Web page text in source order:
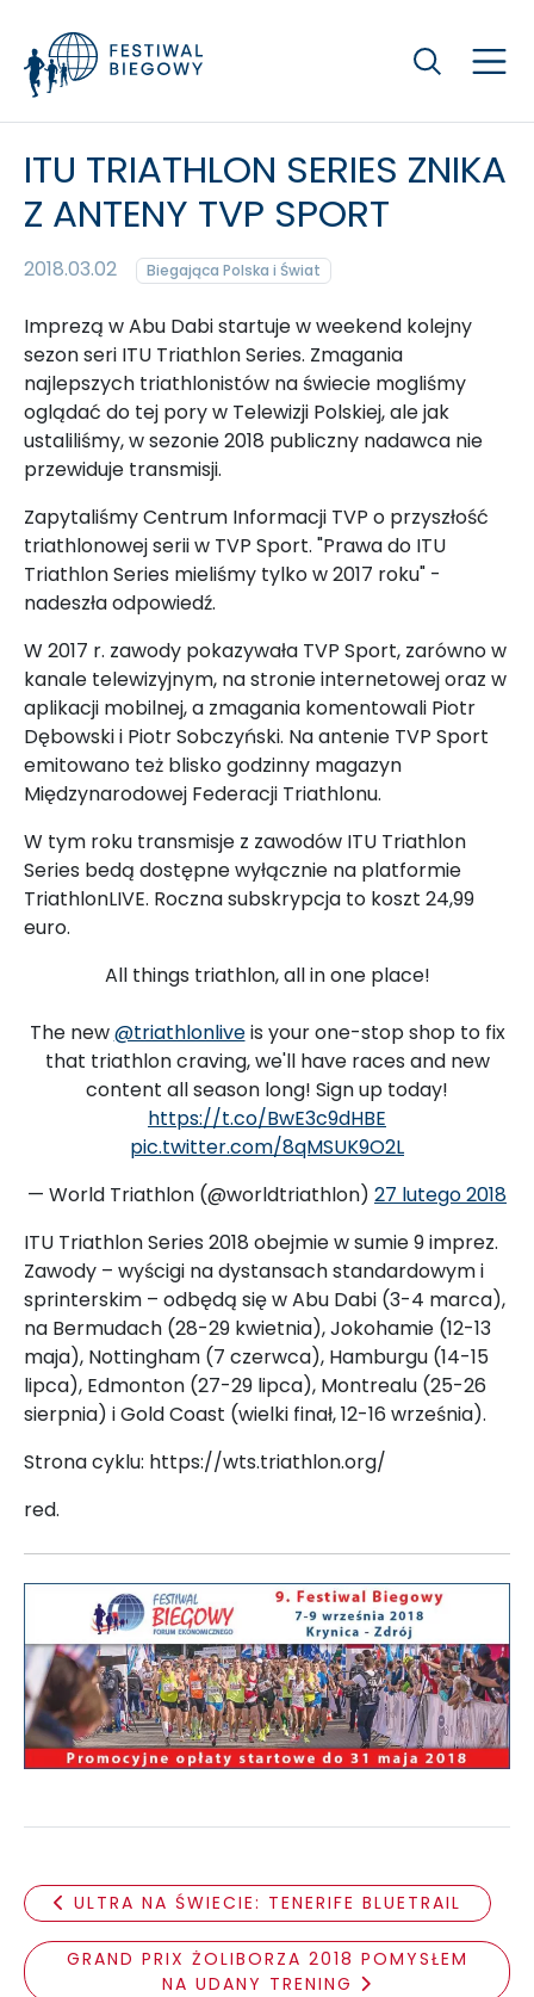
Szukaj
ITU TRIATHLON SERIES ZNIKA
Z ANTENY TVP SPORT
2018.03.02 Biegająca Polska i Świat
Imprezą w Abu Dabi startuje w weekend kolejny
sezon seri ITU Triathlon Series. Zmagania
najlepszych triathlonistów na świecie mogliśmy
oglądać do tej pory w Telewizji Polskiej, ale jak
ustaliliśmy, w sezonie 2018 publiczny nadawca nie
przewiduje transmisji.
Zapytaliśmy Centrum Informacji TVP o przyszłość
triathlonowej serii w TVP Sport. "Prawa do ITU
Triathlon Series mieliśmy tylko w 2017 roku" -
nadeszła odpowiedź.
W 2017 r. zawody pokazywała TVP Sport, zarówno w
kanale telewizyjnym, na stronie internetowej oraz w
aplikacji mobilnej, a zmagania komentowali Piotr
Dębowski i Piotr Sobczyński. Na antenie TVP Sport
emitowano też blisko godzinny magazyn
Międzynarodowej Federacji Triathlonu.
W tym roku transmisje z zawodów ITU Triathlon
Series bedą dostępne wyłącznie na platformie
TriathlonLIVE. Roczna subskrypcja to koszt 24,99
euro.
All things triathlon, all in one place!
The new@triathlonliveis your one-stop shop to fix
that triathlon craving, we'll have races and new
content all season long! Sign up today!
https://t.co/BwE3c9dHBE
pic.twitter.com/8qMSUK9O2L
— World Triathlon (@worldtriathlon) 27 lutego 2018
ITU Triathlon Series 2018 obejmie w sumie 9 imprez.
Zawody – wyścigi na dystansach standardowym i
sprinterskim – odbędą się w Abu Dabi (3-4 marca),
na Bermudach (28-29 kwietnia), Jokohamie (12-13
maja), Nottingham (7 czerwca), Hamburgu (14-15
lipca), Edmonton (27-29 lipca), Montrealu (25-26
sierpnia) i Gold Coast (wielki finał, 12-16 września).
Strona cyklu: https://wts.triathlon.org/
red.
ULTRA NA ŚWIECIE: TENERIFE BLUETRAIL
GRAND PRIX ŻOLIBORZA 2018 POMYSŁEM
NA UDANY TRENING